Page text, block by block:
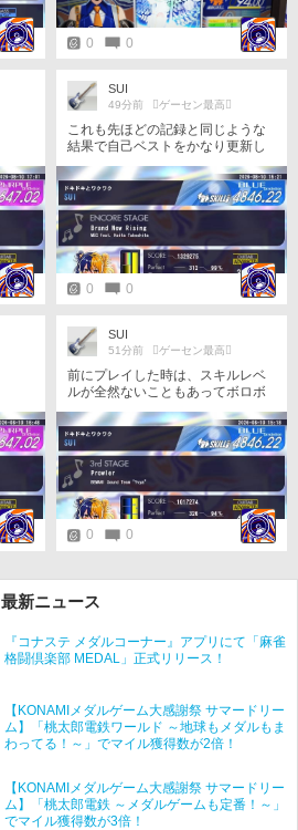
0 0
SUI
49分前 󾭨️ゲーセン最高󾭨️
これも先ほどの記録と同じような
結果で自己ベストをかなり更新し
ました
0 0
SUI
51分前 󾭨️ゲーセン最高󾭨️
前にプレイした時は、スキルレベ
ルが全然ないこともあってボロボ
ロだったけど過去の自分を超える
ことができました
0 0
最新ニュース
『コナステ メダルコーナー』アプリにて「麻雀
格闘倶楽部 MEDAL」正式リリース！
【KONAMIメダルゲーム大感謝祭 サマードリー
ム】「桃太郎電鉄ワールド ～地球もメダルもま
わってる！～」でマイル獲得数が2倍！
【KONAMIメダルゲーム大感謝祭 サマードリー
ム】「桃太郎電鉄 ～メダルゲームも定番！～」
でマイル獲得数が3倍！